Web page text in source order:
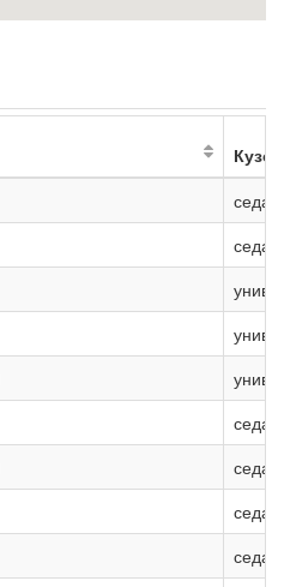
Кузов
седан
седан
седан
седан
седан
седан